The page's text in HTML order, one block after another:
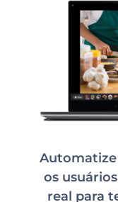
os
real para